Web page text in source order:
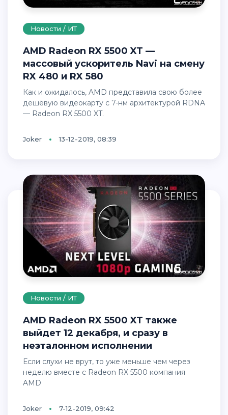
Новости / ИТ
AMD Radeon RX 5500 XT —
массовый ускоритель Navi на смену
RX 480 и RX 580
Как и ожидалось, AMD представила свою более
дешёвую видеокарту с 7-нм архитектурой RDNA
— Radeon RX 5500 XT.
Joker 13-12-2019, 08:39
Новости / ИТ
AMD Radeon RX 5500 XT также
выйдет 12 декабря, и сразу в
неэталонном исполнении
Если слухи не врут, то уже меньше чем через
неделю вместе с Radeon RX 5500 компания
AMD
Joker 7-12-2019, 09:42